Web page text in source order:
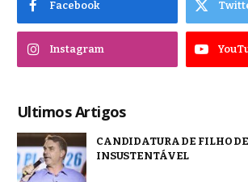
Facebook
Instagram
Ultimos Artigos
CANDIDATURA DE FILHO
INSUSTENTÁVEL